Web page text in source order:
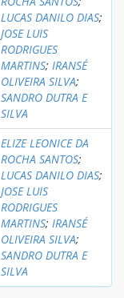
LUCAS DANILO DIAS;
JOSE LUIS
RODRIGUES
MARTINS; IRANSÉ
OLIVEIRA SILVA;
SANDRO DUTRA E
SILVA
ELIZE LEONICE DA
ROCHA SANTOS;
LUCAS DANILO DIAS;
JOSE LUIS
RODRIGUES
MARTINS; IRANSÉ
OLIVEIRA SILVA;
SANDRO DUTRA E
SILVA